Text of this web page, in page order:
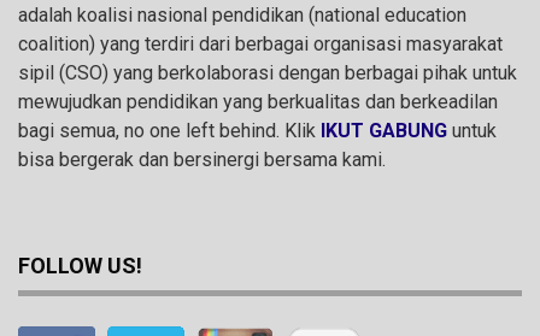
adalah koalisi nasional pendidikan (national education
coalition) yang terdiri dari berbagai organisasi masyarakat
sipil (CSO) yang berkolaborasi dengan berbagai pihak untuk
mewujudkan pendidikan yang berkualitas dan berkeadilan
bagi semua, no one left behind. Klik IKUT GABUNG untuk
bisa bergerak dan bersinergi bersama kami.
FOLLOW US!